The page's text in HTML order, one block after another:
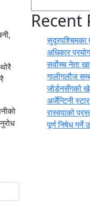
Recent
सुदूरपश्चिमका
अधिकार
सर्वोच्च नेता
गालीगलौज
जोर्डनसँगको
अर्जेन्टिनी
रास्वपाको
पूर्ण निषेध